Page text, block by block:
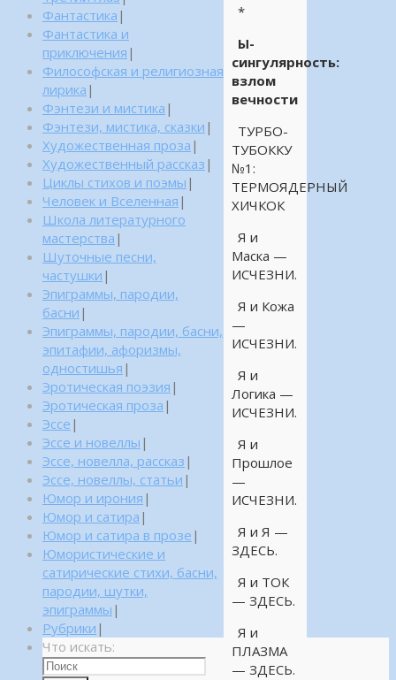
*
Ы-
сингулярность:
взлом
вечности
ТУРБО-
ТУБОККУ
№1:
ТЕРМОЯДЕРНЫЙ
ХИЧКОК
Я и
Маска —
ИСЧЕЗНИ.
Я и Кожа
—
ИСЧЕЗНИ.
Я и
Логика —
ИСЧЕЗНИ.
Я и
Прошлое
—
ИСЧЕЗНИ.
Я и Я —
ЗДЕСЬ.
Я и ТОК
— ЗДЕСЬ.
Я и
ПЛАЗМА
— ЗДЕСЬ.
Фантастика |
Фантастика и
приключения |
Философская и религиозная
лирика |
Фэнтези и мистика |
Фэнтези, мистика, сказки |
Художественная проза |
Художественный рассказ |
Циклы стихов и поэмы |
Человек и Вселенная |
Школа литературного
мастерства |
Шуточные песни,
частушки |
Эпиграммы, пародии,
басни |
Эпиграммы, пародии, басни,
эпитафии, афоризмы,
одностишья |
Эротическая поэзия |
Эротическая проза |
Эссе |
Эссе и новеллы |
Эссе, новелла, рассказ |
Эссе, новеллы, статьи |
Юмор и ирония |
Юмор и сатира |
Юмор и сатира в прозе |
Юмористические и
сатирические стихи, басни,
пародии, шутки,
эпиграммы |
Рубрики |
Что искать: